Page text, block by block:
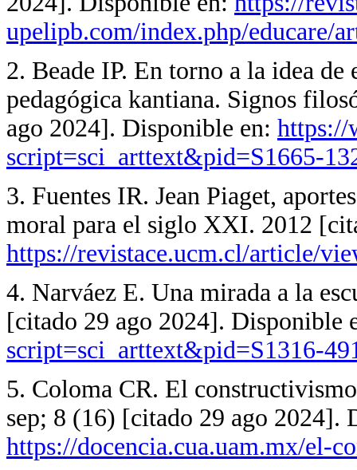
upelipb.com/index.php/educare/
2. Beade IP. En torno a la idea
pedagógica kantiana. Signos
ago 2024]. Disponible en: https://
script=sci_arttext&pid=S1665-
3. Fuentes IR. Jean Piaget,
moral para el siglo XXI. 2012
https://revistace.ucm.cl/article/
4. Narváez E. Una mirada a la
[citado 29 ago 2024]. Disponible
script=sci_arttext&pid=S1316-
5. Coloma CR. El
sep; 8 (16) [citado 29 ago 2024].
https://docencia.cua.uam.mx/el-